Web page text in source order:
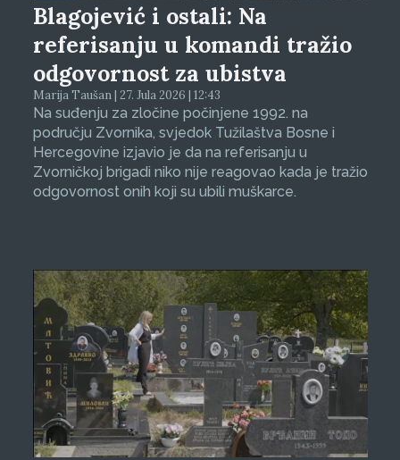
Blagojević i ostali: Na
referisanju u komandi tražio
odgovornost za ubistva
Marija Taušan | 27. Jula 2026 | 12:43
Na suđenju za zločine počinjene 1992. na
području Zvornika, svjedok Tužilaštva Bosne i
Hercegovine izjavio je da na referisanju u
Zvorničkoj brigadi niko nije reagovao kada je tražio
odgovornost onih koji su ubili muškarce.